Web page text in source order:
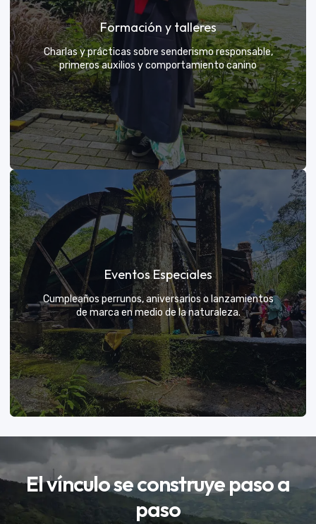
Tú eliges el parche y nosotros nos encargamos de
una aventura exclusiva
Formación y talleres
Charlas y prácticas sobre senderismo responsable,
primeros auxilios y comportamiento canino
Formación y talleres
Aprende de expertos a ser el mejor guía para tu
propio explorador
VER MÁS
Eventos Especiales
Cumpleaños perrunos, aniversarios o lanzamientos
de marca en medio de la naturaleza.
Eventos Especiales
Celebramos la vida de tu mejor amigo con una
El vínculo se construye paso a
paso